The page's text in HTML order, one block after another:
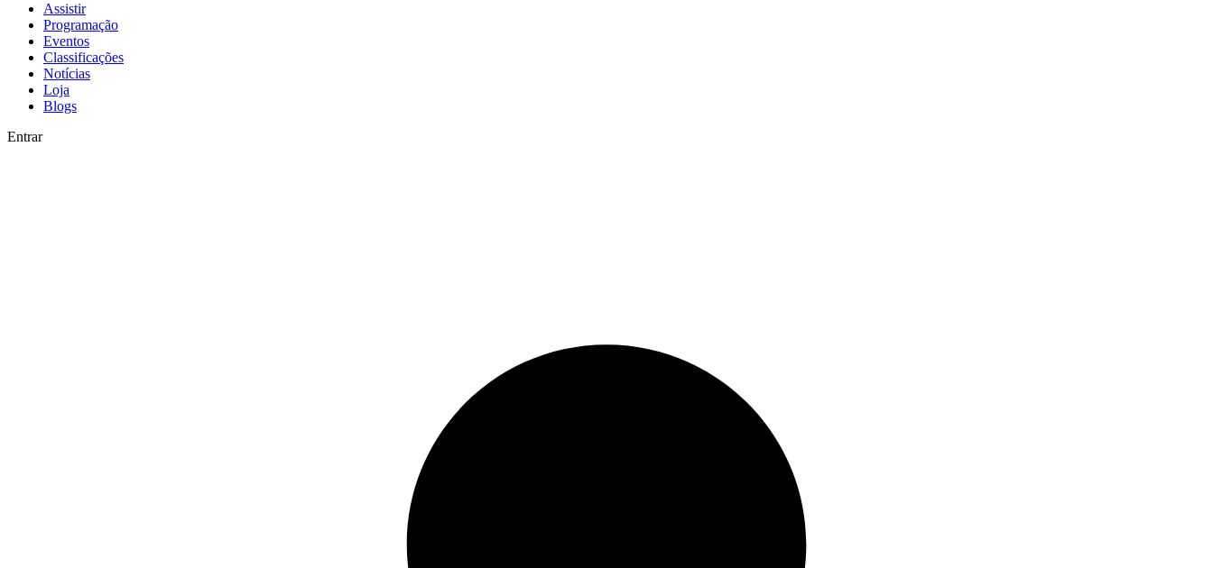
Assistir
Programação
Eventos
Classificações
Notícias
Loja
Blogs
Entrar